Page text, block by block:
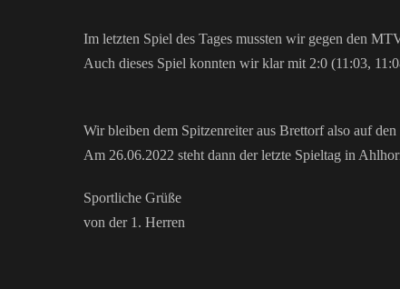
Im letzten Spiel des Tages mussten wir gegen den
Auch dieses Spiel konnten wir klar mit 2:0 (11:03,
Wir bleiben dem Spitzenreiter aus Brettorf also auf den
Am 26.06.2022 steht dann der letzte Spieltag in
Sportliche Grüße
von der 1. Herren